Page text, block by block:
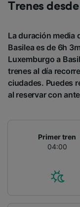
Trenes
La duración media
Basilea es de 6h
Luxemburgo a
trenes al día
ciudades. Puedes
al reservar con
Primer tren
04:00